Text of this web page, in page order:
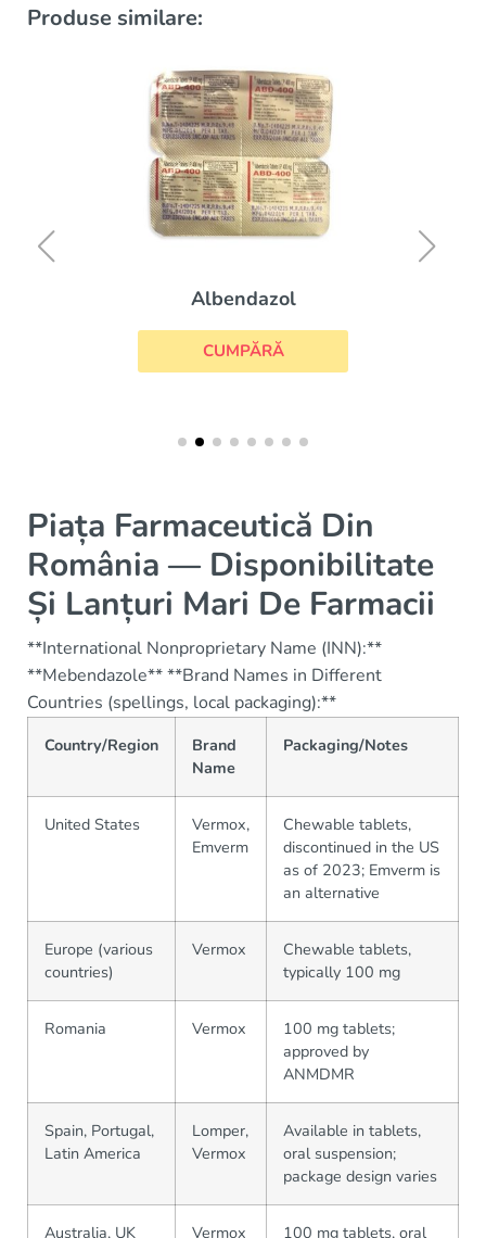
Produse similare:
Albendazol
CUMPĂRĂ
Piața Farmaceutică Din
România — Disponibilitate
Și Lanțuri Mari De Farmacii
**International Nonproprietary Name (INN):**
**Mebendazole** **Brand Names in Different
Countries (spellings, local packaging):**
Country/Region
Brand
Name
Packaging/Notes
United States
Vermox,
Emverm
Chewable tablets,
discontinued in the US
as of 2023; Emverm is
an alternative
Europe (various
countries)
Vermox
Chewable tablets,
typically 100 mg
Romania Vermox
100 mg tablets;
approved by
ANMDMR
Spain, Portugal,
Latin America
Lomper,
Vermox
Available in tablets,
oral suspension;
package design varies
Australia, UK Vermox 100 mg tablets, oral